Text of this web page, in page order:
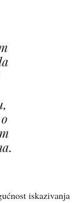
iskazivanja